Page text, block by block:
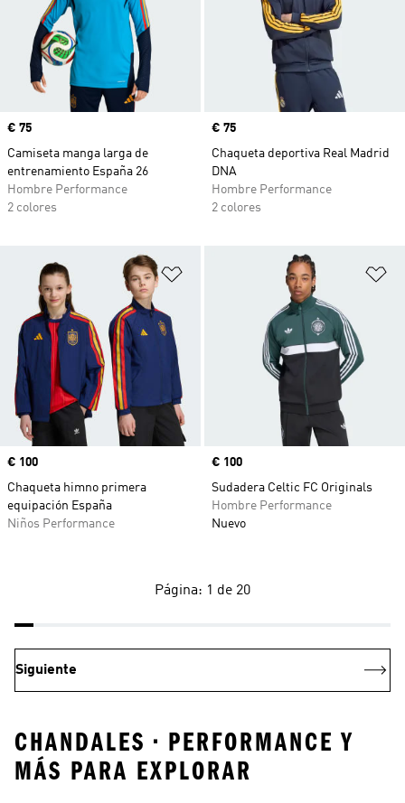
Precio
€ 75
Camiseta manga larga de
entrenamiento España 26
Hombre Performance
2 colores
Precio
€ 75
Chaqueta deportiva Real Madrid
DNA
Hombre Performance
2 colores
Añadir a la lista de deseos
Precio
€ 100
Chaqueta himno primera
equipación España
Niños Performance
Precio
€ 100
Sudadera Celtic FC Originals
Hombre Performance
Nuevo
Página: 1 de 20
Siguiente
CHANDALES • PERFORMANCE Y
MÁS PARA EXPLORAR